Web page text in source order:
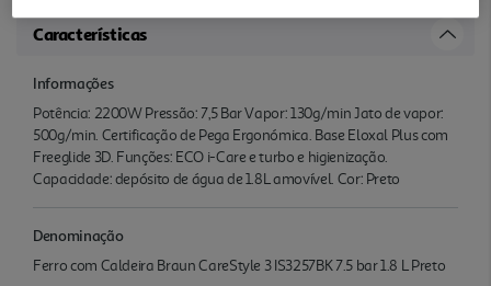
Características
Informações
Potência: 2200W Pressão: 7,5 Bar Vapor: 130g/min Jato de vapor:
500g/min. Certificação de Pega Ergonómica. Base Eloxal Plus com
Freeglide 3D. Funções: ECO i-Care e turbo e higienização.
Capacidade: depósito de água de 1.8L amovível. Cor: Preto
Denominação
Ferro com Caldeira Braun CareStyle 3 IS3257BK 7.5 bar 1.8 L Preto